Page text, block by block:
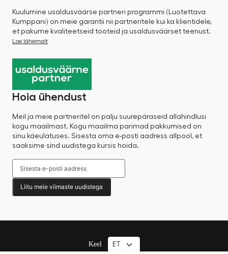
Kuulumine usaldusväärse partneri programmi (Luotettava
Kumppani) on meie garantii nii partneritele kui ka klientidele,
et pakume kvaliteetseid tooteid ja usaldusväärset teenust.
Loe lähemalt
Hoia ühendust
Meil ja meie partneritel on palju suurepäraseid allahindlusi
kogu maailmast. Kogu maailma parimad pakkumised on
sinu käeulatuses. Sisesta oma e-posti aadress allpool, et
saaksime sind uudistega kursis hoida.
Liitu meie viimaste uudistega
Keel